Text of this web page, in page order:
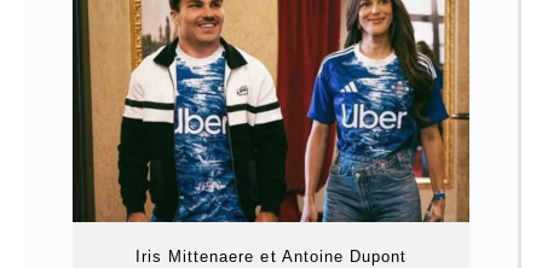
Iris Mittenaere et Antoine Dupont